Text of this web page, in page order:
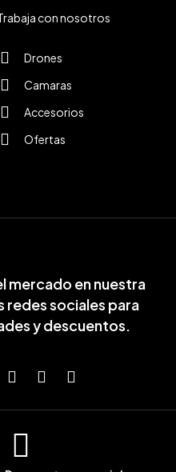
mercado en nuestra
redes sociales para
y descuentos.
Drones
Camaras
Accesorios
Ofertas
con nosotros